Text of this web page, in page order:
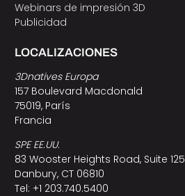
Webinars de impresión 3D
Publicidad
LOCALIZACIONES
3Dnatives Europa
157 Boulevard Macdonald
75019, París
Francia
SPE EE.UU.
83 Wooster Heights Road, Suite 125
Danbury, CT 06810
Tel: +1 203.740.5400